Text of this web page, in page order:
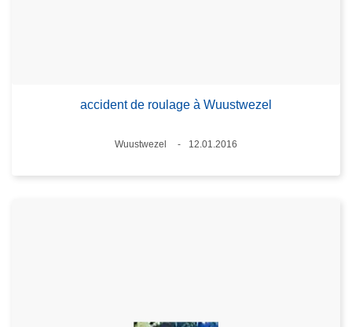
accident de roulage à Wuustwezel
Standort
Wuustwezel
12.01.2016